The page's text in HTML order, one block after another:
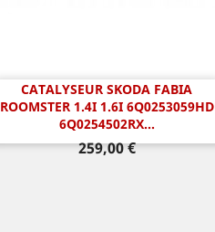
CATALYSEUR SKODA FABIA
ROOMSTER 1.4I 1.6I 6Q0253059HD
6Q0254502RX...
Prix
259,00 €
Aperçu rapide